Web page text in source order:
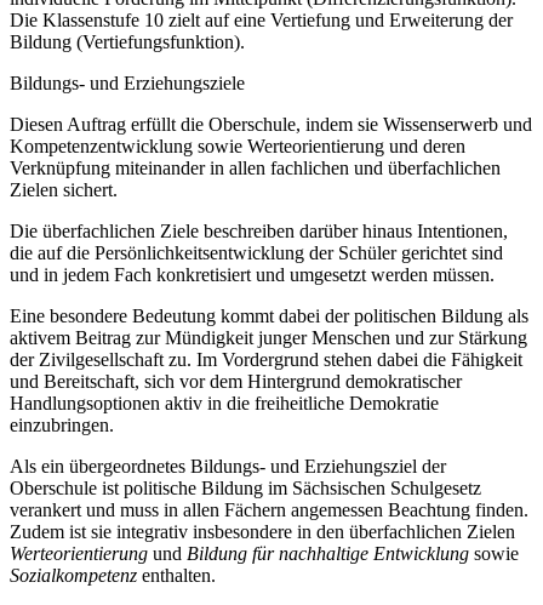
Die Klassenstufe 10 zielt auf eine Vertiefung und Erweiterung der
Bildung (Vertiefungsfunktion).
Bildungs- und Erziehungsziele
Diesen Auftrag erfüllt die Oberschule, indem sie Wissenserwerb und
Kompetenzentwicklung sowie Werteorientierung und deren
Verknüpfung miteinander in allen fachlichen und überfachlichen
Zielen sichert.
Die überfachlichen Ziele beschreiben darüber hinaus Intentionen,
die auf die Persönlichkeitsentwicklung der Schüler gerichtet sind
und in jedem Fach konkretisiert und umgesetzt werden müssen.
Eine besondere Bedeutung kommt dabei der politischen Bildung als
aktivem Beitrag zur Mündigkeit junger Menschen und zur Stärkung
der Zivilgesellschaft zu. Im Vordergrund stehen dabei die Fähigkeit
und Bereitschaft, sich vor dem Hintergrund demokratischer
Handlungsoptionen aktiv in die freiheitliche Demokratie
einzubringen.
Als ein übergeordnetes Bildungs- und Erziehungsziel der
Oberschule ist politische Bildung im Sächsischen Schulgesetz
verankert und muss in allen Fächern angemessen Beachtung finden.
Zudem ist sie integrativ insbesondere in den überfachlichen Zielen
Werteorientierung und Bildung für nachhaltige Entwicklung sowie
Sozialkompetenz enthalten.